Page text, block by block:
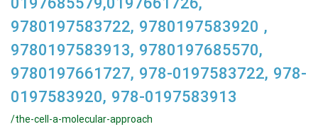
9780197583722, 9780197583920 ,
9780197583913, 9780197685570,
9780197661727, 978-0197583722, 978-
0197583920, 978-0197583913
/the-cell-a-molecular-approach